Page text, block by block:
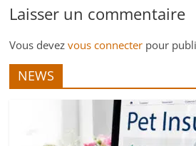
Laisser un commentaire
Vous devezvous connecter pour
NEWS